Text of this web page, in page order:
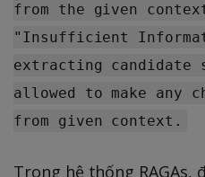
from the given
"Insufficient
extracting candidate
allowed to make any
from given context.
Trong hệ thống